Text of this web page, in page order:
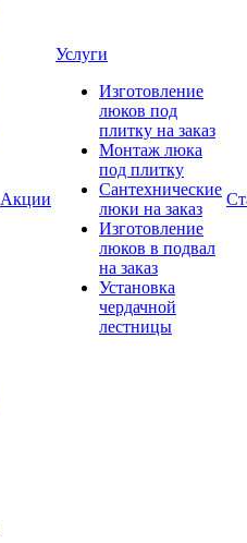
Акции
Услуги
Изготовление
люков под
плитку на заказ
Монтаж люка
под плитку
Сантехнические
люки на заказ
Изготовление
люков в подвал
на заказ
Установка
чердачной
лестницы